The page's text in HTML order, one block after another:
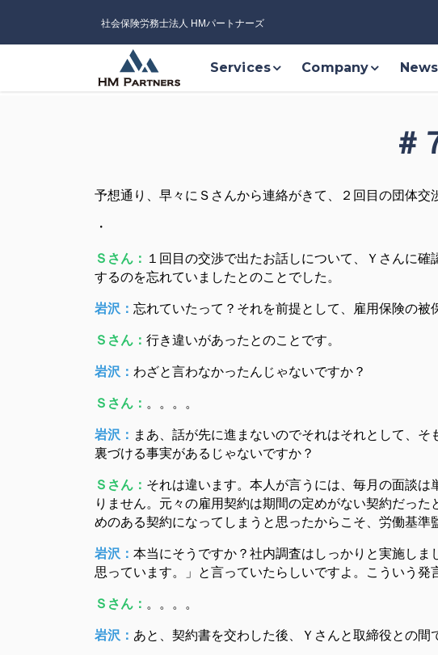
社会保険労務士法人 HMパートナーズ
Services Company News
＃
予想通り、早々にＳさんから連絡がきて、２回目の団体
・
Ｓさん： １回目の交渉で出たお話しについて、Ｙさんに
するのを忘れていましたとのことでした。
岩沢： 忘れていたって？それを前提として、雇用保険の
Ｓさん： 行き違いがあったとのことです。
岩沢： わざと言わなかったんじゃないですか？
Ｓさん： 。。。。
岩沢： まあ、話が先に進まないのでそれはそれとして、
裏づける事実があるじゃないですか？
Ｓさん： それは違います。本人が言うには、毎月の面談
りません。元々の雇用契約は期間の定めがない契約だっ
めのある契約になってしまうと思ったからこそ、労働基準
岩沢： 本当にそうですか？社内調査はしっかりと実施し
思っています。」と言っていたらしいですよ。こういう
Ｓさん： 。。。。
岩沢： あと、契約書を交わした後、Ｙさんと取締役との間